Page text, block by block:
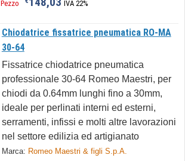
Pezzo IVA 22%
Chiodatrice fissatrice pneumatica RO-MA
30-64
Fissatrice chiodatrice pneumatica
professionale 30-64 Romeo Maestri, per
chiodi da 0.64mm lunghi fino a 30mm,
ideale per perlinati interni ed esterni,
serramenti, infissi e molti altre lavorazioni
nel settore edilizia ed artigianato
Marca: Romeo Maestri & figli S.p.A.